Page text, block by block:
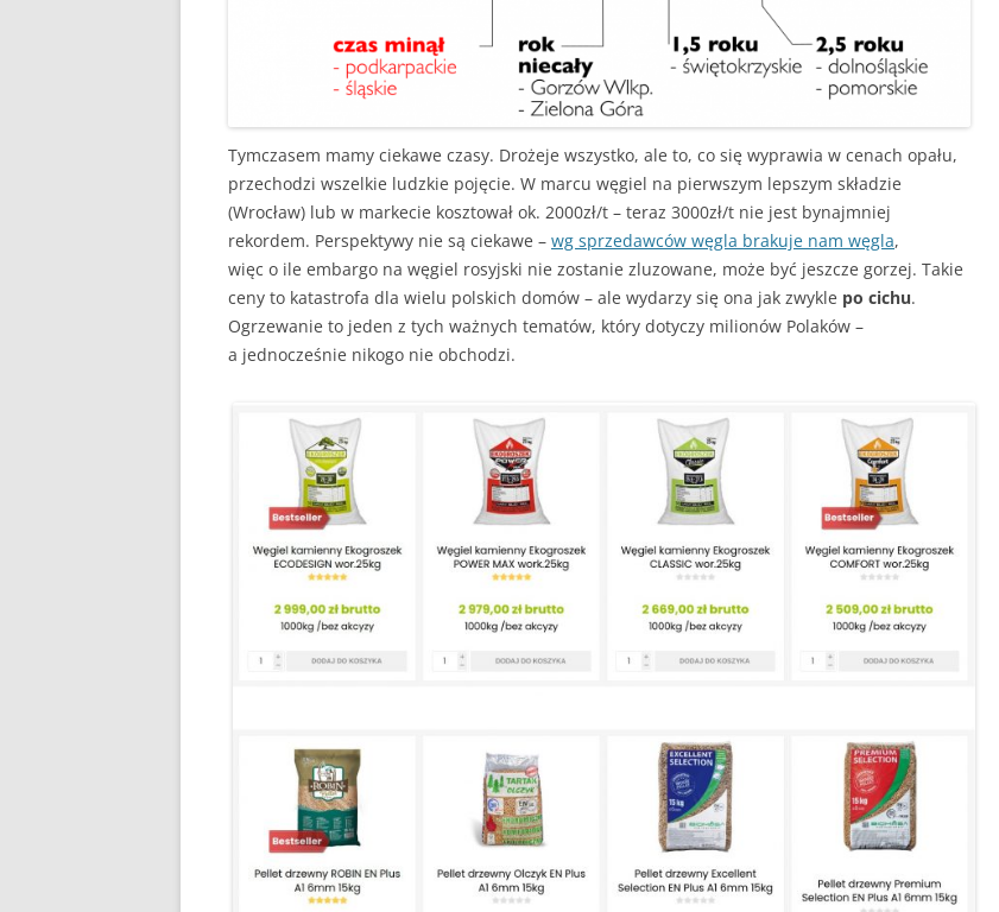
Tymczasem mamy ciekawe czasy. Drożeje wszystko, ale to, co się wyprawia w cenach opału,
przechodzi wszelkie ludzkie pojęcie. W marcu węgiel na pierwszym lepszym składzie
(Wrocław) lub w markecie kosztował ok. 2000zł/t – teraz 3000zł/t nie jest bynajmniej
rekordem. Perspektywy nie są ciekawe – wg sprzedawców węgla brakuje nam węgla,
więc o ile embargo na węgiel rosyjski nie zostanie zluzowane, może być jeszcze gorzej. Takie
ceny to katastrofa dla wielu polskich domów – ale wydarzy się ona jak zwykle po cichu.
Ogrzewanie to jeden z tych ważnych tematów, który dotyczy milionów Polaków –
a jednocześnie nikogo nie obchodzi.